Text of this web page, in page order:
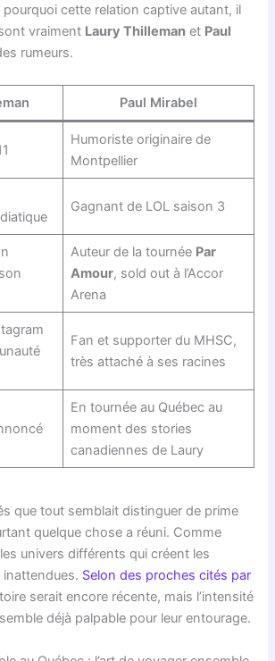
cette relation captive autant, il
vraiment Laury Thilleman et Paul
rumeurs.
Paul Mirabel
Humoriste originaire de
Montpellier
Gagnant de LOL saison 3
Auteur de la tournée Par
Amour, sold out à l’Accor
Arena
Fan et supporter du MHSC,
très attaché à ses racines
En tournée au Québec au
moment des stories
canadiennes de Laury
que tout semblait distinguer de prime
quelque chose a réuni. Comme
univers différents qui créent les
inattendues. Selon des proches cités par
serait encore récente, mais l’intensité
déjà palpable pour leur entourage.